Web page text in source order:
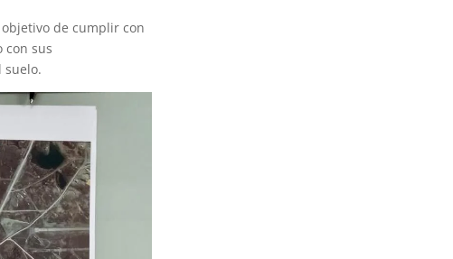
de cumplir con
con sus
suelo.